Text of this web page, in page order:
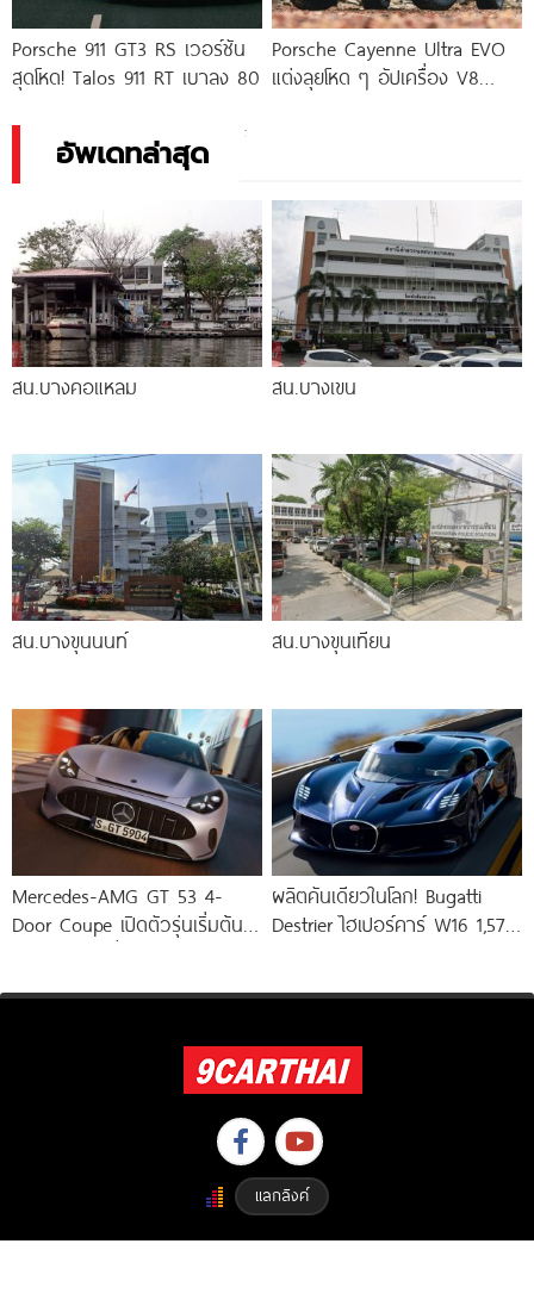
Porsche 911 GT3 RS เวอร์ชัน
สุดโหด! Talos 911 RT เบาลง 80
Porsche Cayenne Ultra EVO
แต่งลุยโหด ๆ อัปเครื่อง V8
อัพเดทล่าสุด
สน.บางคอแหลม สน.บางเขน
สน.บางขุนนนท์ สน.บางขุนเทียน
Mercedes-AMG GT 53 4-
Door Coupe เปิดตัวรุ่นเริ่มต้น
ผลิตคันเดียวในโลก! Bugatti
Destrier ไฮเปอร์คาร์ W16 1,578
แลกลิงค์